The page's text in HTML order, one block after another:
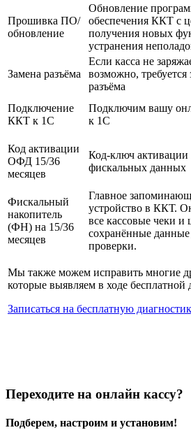
Прошивка ПО/
обновление
Обновление
обеспечения ККТ с
получения новых
устранения
Замена разъёма
Если касса не
возможно, требуется
разъёма
Подключение
ККТ к 1С
Подключим вашу
к 1С
Код активации
ОФД 15/36
месяцев
Код-ключ активации
фискальных данных
Фискальный
накопитель
(ФН) на 15/36
месяцев
Главное
устройство в ККТ.
все кассовые чеки и
сохранённые данные
проверки.
Мы также можем исправить многие
которые выявляем в ходе бесплатной
Записаться на бесплатную
Переходите на онлайн кассу?
Подберем, настроим и установим!